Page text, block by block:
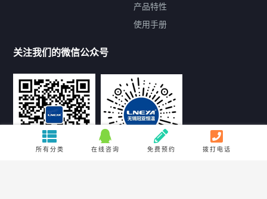
提交您的需求，免费获取产品资料
--亦可拨打我们的24小时服务咨询热线--
13912479193
产品特性
使用手册
关注我们的微信公众号
所有分类 在线咨询 免费预约 拨打电话